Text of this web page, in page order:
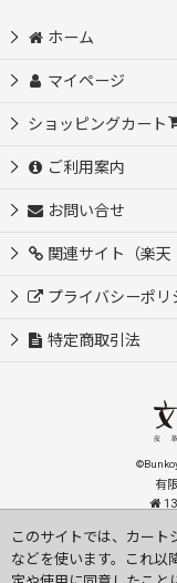
ホーム
マイページ
ショッピングカート
ご利用案内
お問い合せ
関連サイト（楽天
プライバシーポリ
特定商取引法
有
このサイトでは、カー
などを使います。これ以